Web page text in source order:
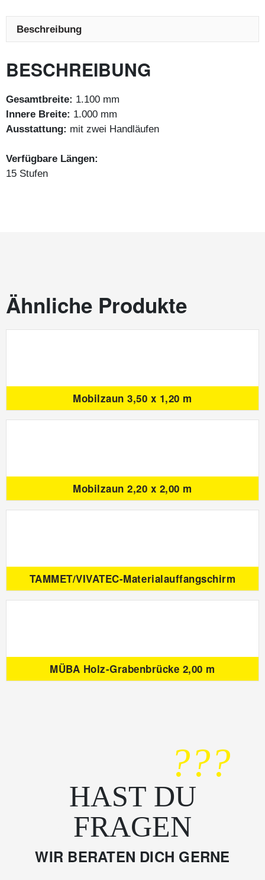
Beschreibung
BESCHREIBUNG
Gesamtbreite: 1.100 mm
Innere Breite: 1.000 mm
Ausstattung: mit zwei Handläufen
Verfügbare Längen:
15 Stufen
Ähnliche Produkte
Mobilzaun 3,50 x 1,20 m
Mobilzaun 2,20 x 2,00 m
TAMMET/VIVATEC-Materialauffangschirm
MÜBA Holz-Grabenbrücke 2,00 m
???
HAST DU
FRAGEN
WIR BERATEN DICH GERNE